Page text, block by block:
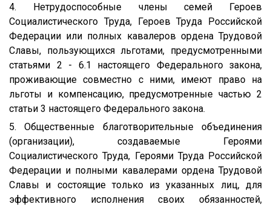
4. Нетрудоспособные члены семей Героев
Социалистического Труда, Героев Труда Российской
Федерации или полных кавалеров ордена Трудовой
Славы, пользующихся льготами, предусмотренными
статьями 2 - 6.1 настоящего Федерального закона,
проживающие совместно с ними, имеют право на
льготы и компенсацию, предусмотренные частью 2
статьи 3 настоящего Федерального закона.
5. Общественные благотворительные объединения
(организации), создаваемые Героями
Социалистического Труда, Героями Труда Российской
Федерации и полными кавалерами ордена Трудовой
Славы и состоящие только из указанных лиц, для
эффективного исполнения своих обязанностей,